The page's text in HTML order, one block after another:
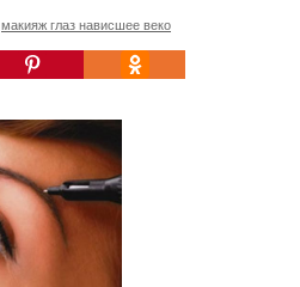
макияж глаз нависшее веко